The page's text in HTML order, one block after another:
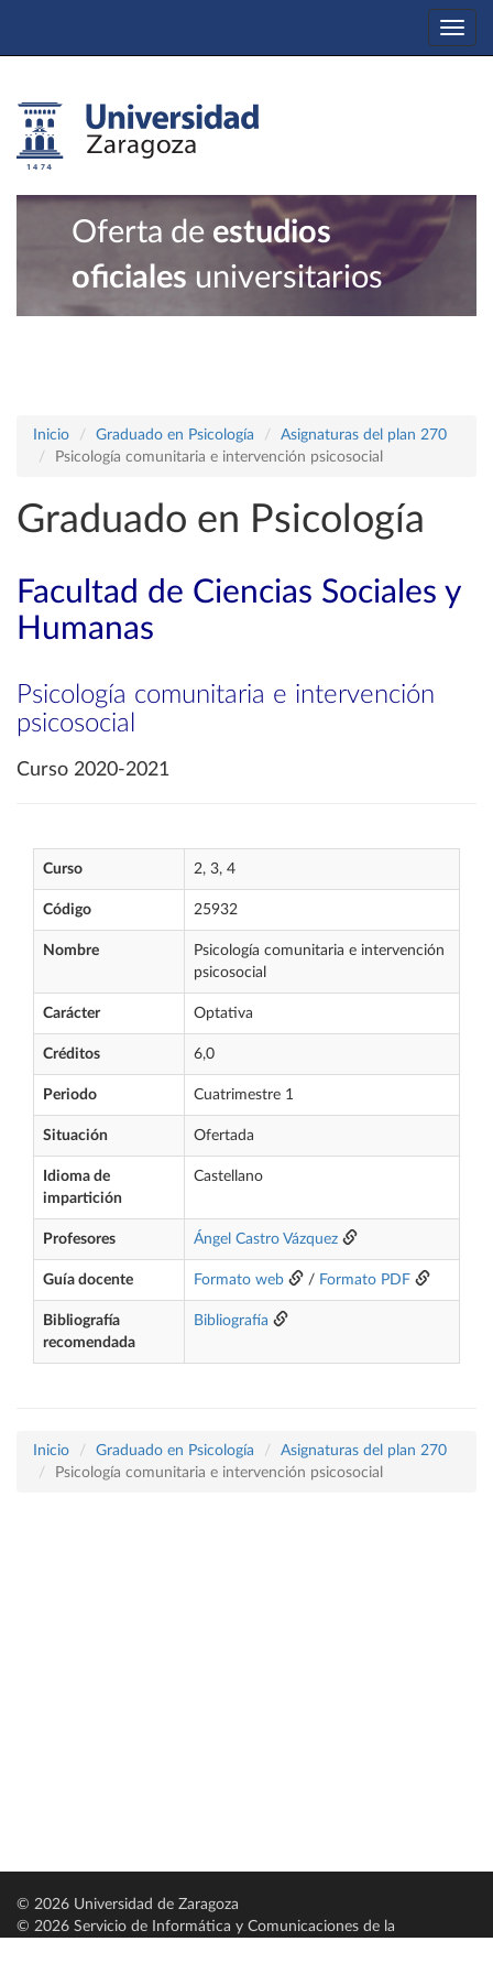
Oferta de estudios
oficiales universitarios
Inicio Graduado en Psicología
Asignaturas del plan 270
Psicología comunitaria e intervención psicosocial
Graduado en Psicología
Facultad de Ciencias Sociales y
Humanas
Psicología comunitaria e intervención
psicosocial
Curso 2020-2021
Curso 2, 3, 4
Código 25932
Nombre
Psicología comunitaria e intervención
psicosocial
Carácter Optativa
Créditos 6,0
Periodo Cuatrimestre 1
Situación Ofertada
Idioma de
impartición
Castellano
Profesores Ángel Castro Vázquez
Guía docente Formato web / Formato PDF
Bibliografía
recomendada
Bibliografía
Inicio Graduado en Psicología
Asignaturas del plan 270
Psicología comunitaria e intervención psicosocial
© 2026 Universidad de Zaragoza
© 2026 Servicio de Informática y Comunicaciones de la